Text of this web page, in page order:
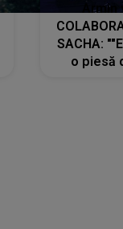
SACHA:
o piesă